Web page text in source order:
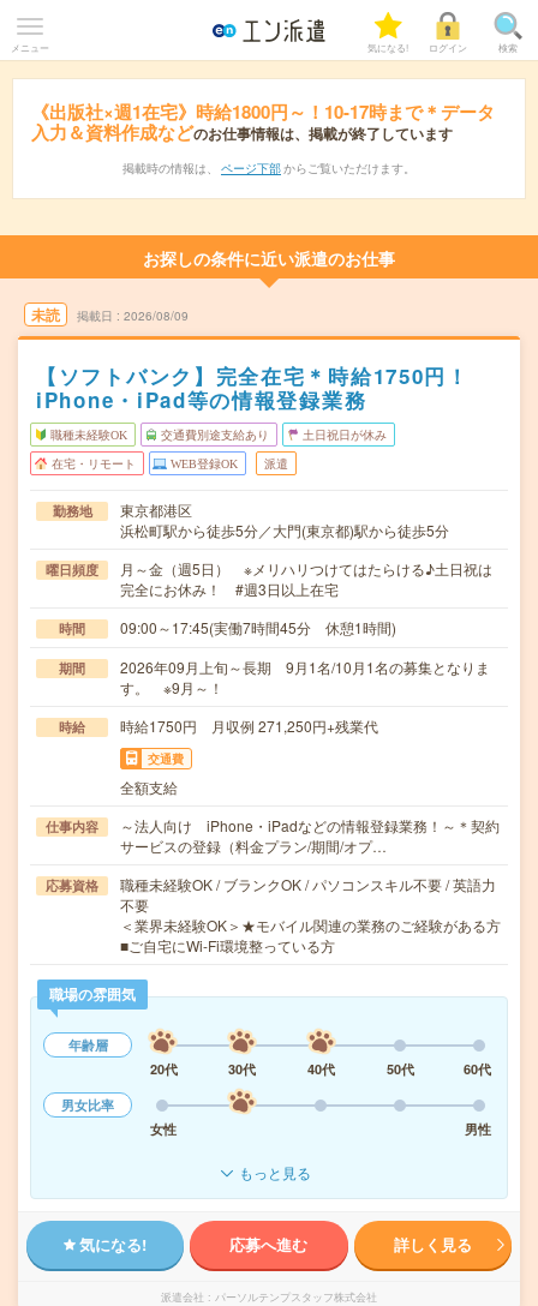
メニュー 気になる! ログイン 検索
《出版社×週1在宅》時給1800円～！10-17時まで＊データ
入力＆資料作成などのお仕事情報は、掲載が終了しています
掲載時の情報は、 ページ下部 からご覧いただけます。
お探しの条件に近い派遣のお仕事
未読 掲載日 2026/08/09
【ソフトバンク】完全在宅＊時給1750円！
iPhone・iPad等の情報登録業務
職種未経験OK 交通費別途支給あり 土日祝日が休み
在宅・リモート WEB登録OK 派遣
勤務地
東京都港区
浜松町駅から徒歩5分／大門(東京都)駅から徒歩5分
曜日頻度
月～金（週5日） ※メリハリつけてはたらける♪土日祝は
完全にお休み！ #週3日以上在宅
時間 09:00～17:45(実働7時間45分 休憩1時間)
期間
2026年09月上旬～長期 9月1名/10月1名の募集となりま
す。 ※9月～！
時給 時給1750円 月収例 271,250円+残業代
交通費
全額支給
仕事内容
～法人向け iPhone・iPadなどの情報登録業務！～＊契約
サービスの登録（料金プラン/期間/オプ…
応募資格
職種未経験OK / ブランクOK / パソコンスキル不要 / 英語力
不要
＜業界未経験OK＞★モバイル関連の業務のご経験がある方
■ご自宅にWi-Fi環境整っている方
職場の雰囲気
年齢層
20代
30代 40代 50代
60代
男女比率
女性
男性
もっと見る
気になる! 応募へ進む 詳しく見る
派遣会社 パーソルテンプスタッフ株式会社